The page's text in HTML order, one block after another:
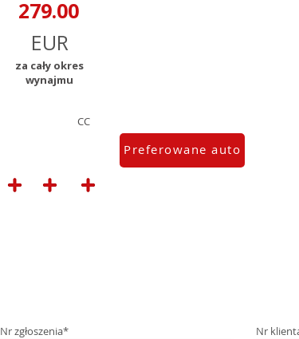
za cały okres
wynajmu
CC
Preferowane auto
Nr zgłoszenia*
Nr